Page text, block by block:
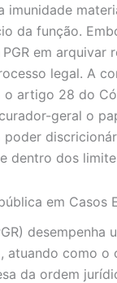
imunidade
da função.
em
legal. A
artigo 28 do
geral o
dentro dos
em Casos
atuando como
da ordem